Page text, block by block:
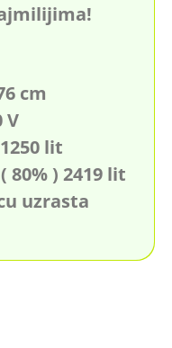
cm
V
lit
80% ) 2419 lit
uzrasta